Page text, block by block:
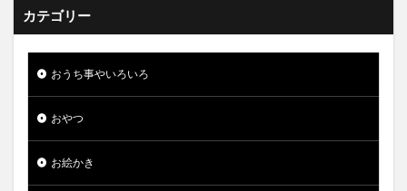
カテゴリー
おうち事やいろいろ
おやつ
お絵かき